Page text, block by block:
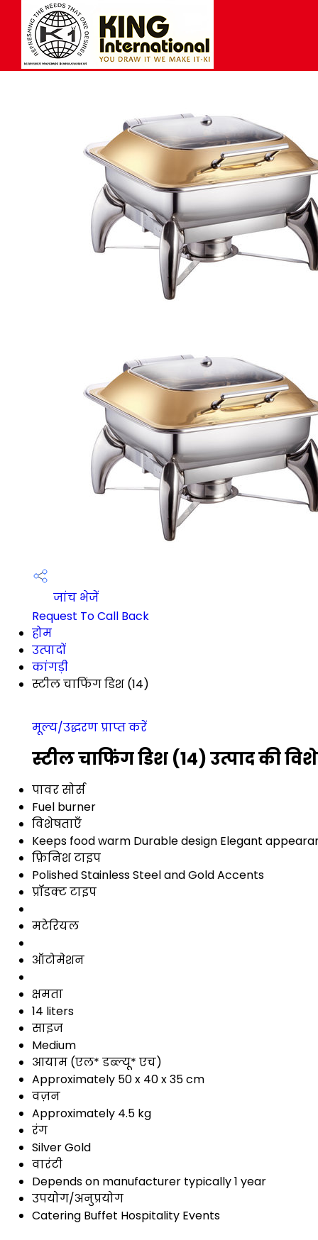
जांच भेजें
Request To Call Back
होम
उत्पादों
कांगड़ी
स्टील चाफिंग डिश (14)
मूल्य/उद्धरण प्राप्त करें
स्टील चाफिंग डिश (14) उत्पाद की
पावर सोर्स
Fuel burner
विशेषताएँ
Keeps food warm Durable design Elegant
फ़िनिश टाइप
Polished Stainless Steel and Gold Accents
प्रॉडक्ट टाइप
मटेरियल
ऑटोमेशन
क्षमता
14 liters
साइज
Medium
आयाम (एल* डब्ल्यू* एच)
Approximately 50 x 40 x 35 cm
वज़न
Approximately 4.5 kg
रंग
Silver Gold
वारंटी
Depends on manufacturer typically 1 year
उपयोग/अनुप्रयोग
Catering Buffet Hospitality Events